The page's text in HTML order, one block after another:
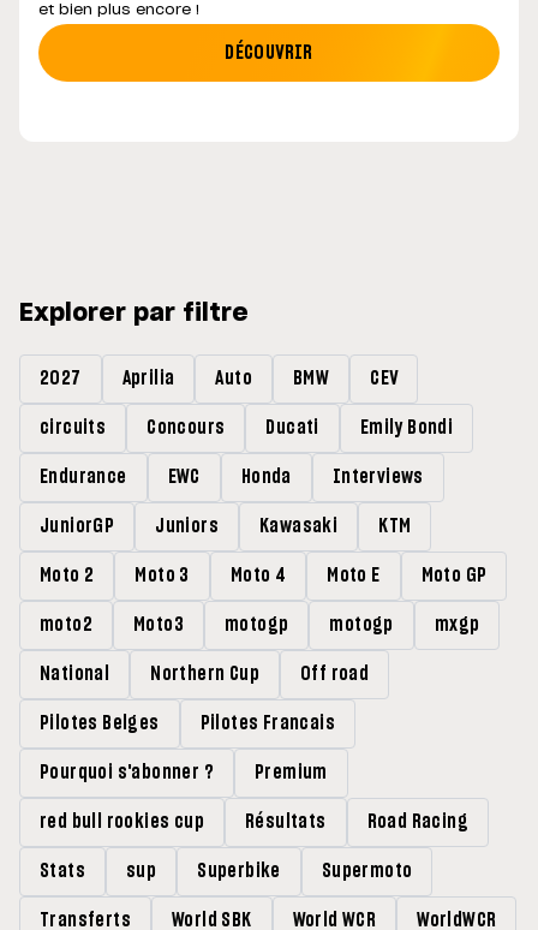
et bien plus encore !
DÉCOUVRIR
Explorer par filtre
2027 Aprilia Auto BMW CEV
circuits Concours Ducati Emily Bondi
Endurance EWC Honda Interviews
JuniorGP Juniors Kawasaki KTM
Moto 2 Moto 3 Moto 4 Moto E Moto GP
moto2 Moto3 motogp motogp mxgp
National Northern Cup Off road
Pilotes Belges Pilotes Francais
Pourquoi s'abonner ? Premium
red bull rookies cup Résultats Road Racing
Stats sup Superbike Supermoto
Transferts World SBK World WCR WorldWCR